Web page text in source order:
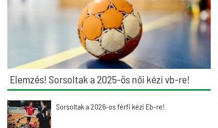
Elemzés! Sorsoltak a 2025-ös női kézi vb-re!
Sorsoltak a 2026-os férfi kézi Eb-re!